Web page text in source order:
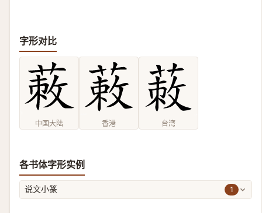
字形对比
中国大陆 香港 台湾
各书体字形实例
说文小篆 1